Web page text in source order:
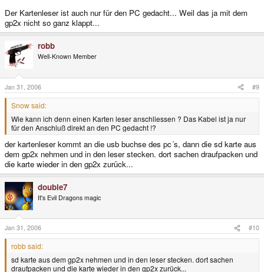
Link oder muß ich durch Google wühlen ?
Danke noch mal für schnellen und direkten Antworten !!!!
Der Kartenleser ist auch nur für den PC gedacht... Weil das ja mit dem
gp2x nicht so ganz klappt...
robb
Well-Known Member
Jan 31, 2006 #9
Snow said:
Wie kann ich denn einen Karten leser anschliessen ? Das Kabel ist ja nur
für den Anschluß direkt an den PC gedacht !?
der kartenleser kommt an die usb buchse des pc´s, dann die sd karte aus
dem gp2x nehmen und in den leser stecken. dort sachen draufpacken und
die karte wieder in den gp2x zurück...
double7
It's Evil Dragons magic
Jan 31, 2006 #10
robb said:
sd karte aus dem gp2x nehmen und in den leser stecken. dort sachen
draufpacken und die karte wieder in den gp2x zurück...